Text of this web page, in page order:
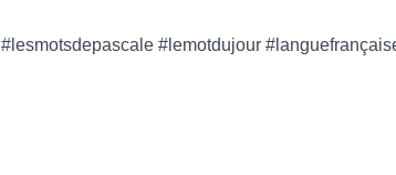
#lesmotsdepascale #lemotdujour